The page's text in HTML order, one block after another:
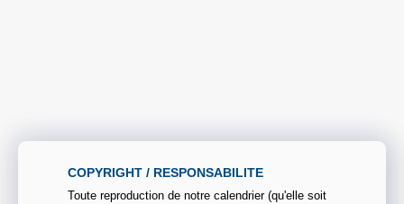
COPYRIGHT / RESPONSABILITE
Toute reproduction de notre calendrier (qu'elle soit